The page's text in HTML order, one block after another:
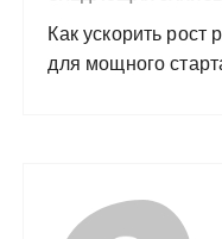
Как ускорить рост
для мощного